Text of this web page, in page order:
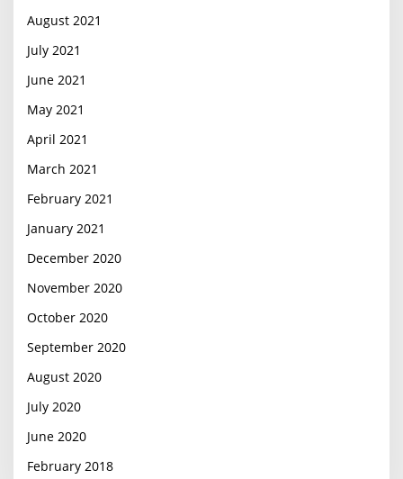
August 2021
July 2021
June 2021
May 2021
April 2021
March 2021
February 2021
January 2021
December 2020
November 2020
October 2020
September 2020
August 2020
July 2020
June 2020
February 2018